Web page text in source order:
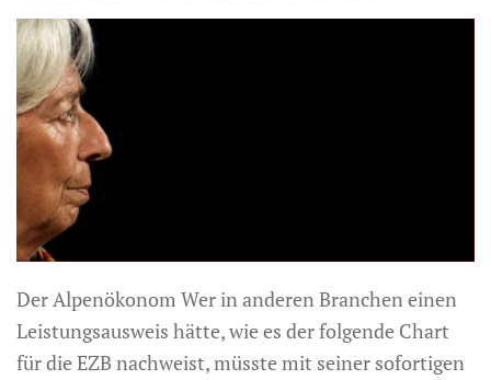
Der Alpenökonom Wer in anderen Branchen einen
Leistungsausweis hätte, wie es der folgende Chart
für die EZB nachweist, müsste mit seiner sofortigen